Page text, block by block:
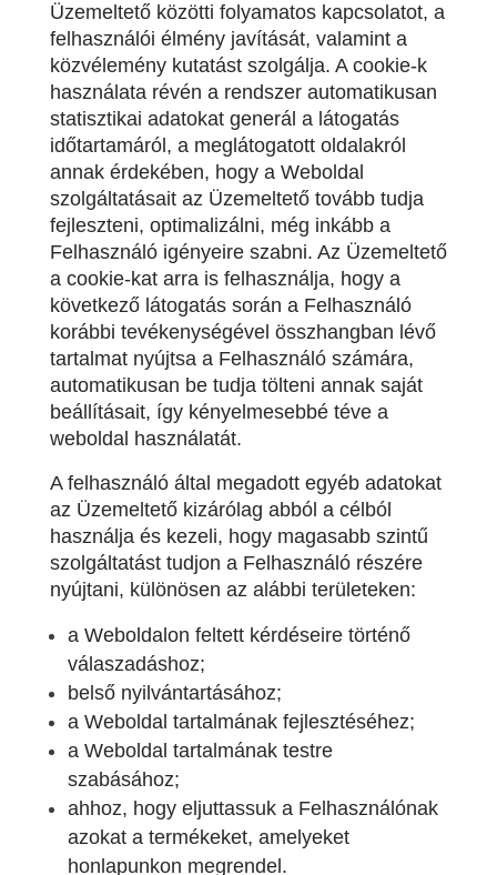
Üzemeltető közötti folyamatos kapcsolatot, a
felhasználói élmény javítását, valamint a
közvélemény kutatást szolgálja. A cookie-k
használata révén a rendszer automatikusan
statisztikai adatokat generál a látogatás
időtartamáról, a meglátogatott oldalakról
annak érdekében, hogy a Weboldal
szolgáltatásait az Üzemeltető tovább tudja
fejleszteni, optimalizálni, még inkább a
Felhasználó igényeire szabni. Az Üzemeltető
a cookie-kat arra is felhasználja, hogy a
következő látogatás során a Felhasználó
korábbi tevékenységével összhangban lévő
tartalmat nyújtsa a Felhasználó számára,
automatikusan be tudja tölteni annak saját
beállításait, így kényelmesebbé téve a
weboldal használatát.
A felhasználó által megadott egyéb adatokat
az Üzemeltető kizárólag abból a célból
használja és kezeli, hogy magasabb szintű
szolgáltatást tudjon a Felhasználó részére
nyújtani, különösen az alábbi területeken:
a Weboldalon feltett kérdéseire történő
válaszadáshoz;
belső nyilvántartásához;
a Weboldal tartalmának fejlesztéséhez;
a Weboldal tartalmának testre
szabásához;
ahhoz, hogy eljuttassuk a Felhasználónak
azokat a termékeket, amelyeket
honlapunkon megrendel.